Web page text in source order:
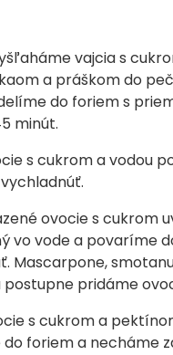
vajcia s
a práškom do
do foriem s
minút.
s cukrom a vodou
ovocie s cukrom
vo vode a povaríme
Mascarpone,
postupne pridáme
s cukrom a
do foriem a necháme